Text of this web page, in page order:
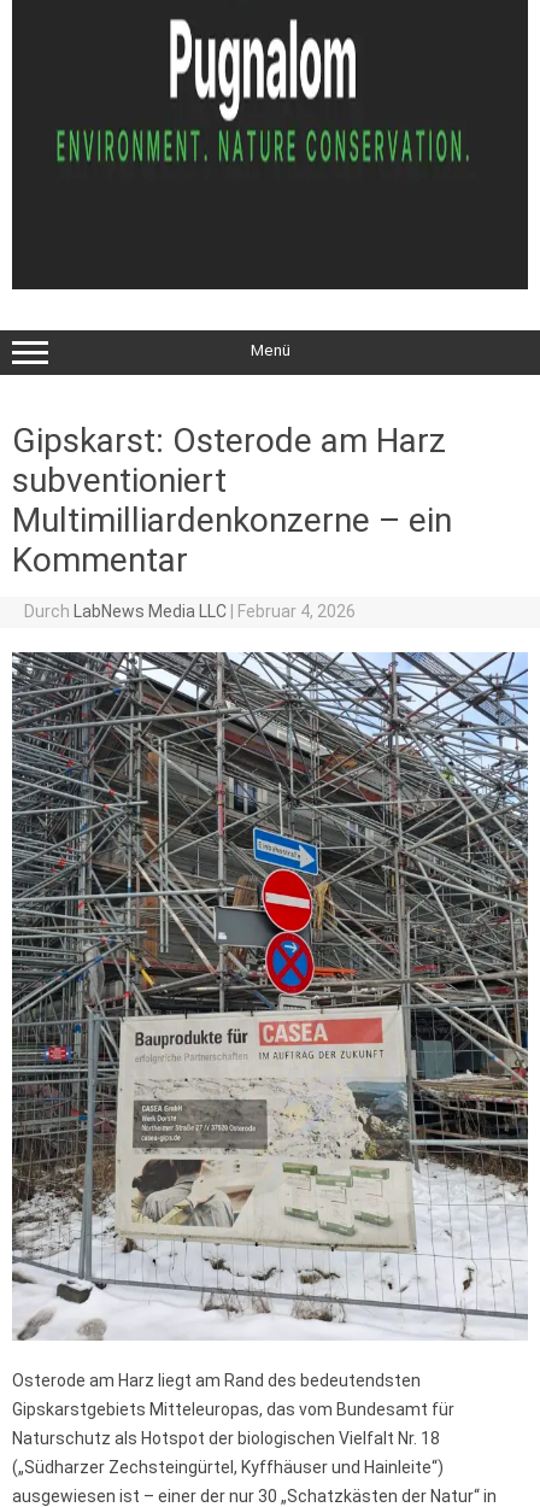
Menü
Gipskarst: Osterode am Harz
subventioniert
Multimilliardenkonzerne – ein
Kommentar
Durch LabNews Media LLC Februar 4, 2026
Osterode am Harz liegt am Rand des bedeutendsten
Gipskarstgebiets Mitteleuropas, das vom Bundesamt für
Naturschutz als Hotspot der biologischen Vielfalt Nr. 18
(„Südharzer Zechsteingürtel, Kyffhäuser und Hainleite“)
ausgewiesen ist – einer der nur 30 „Schatzkästen der Natur“ in